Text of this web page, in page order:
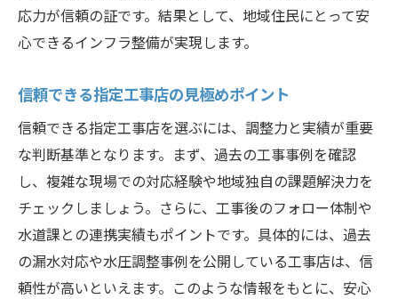
応力が信頼の証です。結果として、地域住民にとって安
心できるインフラ整備が実現します。
信頼できる指定工事店の見極めポイント
信頼できる指定工事店を選ぶには、調整力と実績が重要
な判断基準となります。まず、過去の工事事例を確認
し、複雑な現場での対応経験や地域独自の課題解決力を
チェックしましょう。さらに、工事後のフォロー体制や
水道課との連携実績もポイントです。具体的には、過去
の漏水対応や水圧調整事例を公開している工事店は、信
頼性が高いといえます。このような情報をもとに、安心